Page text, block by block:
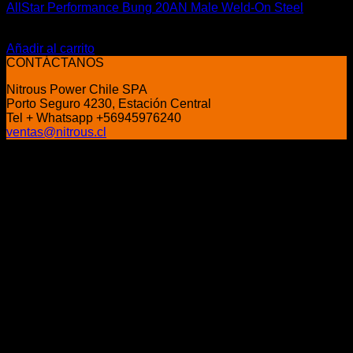
AllStar Performance Bung 20AN Male Weld-On Steel
precio
original
$22.500.
actual
$18.400.
Añadir al carrito
CONTÁCTANOS
Nitrous Power Chile SPA
Porto Seguro 4230, Estación Central
Tel + Whatsapp +56945976240
ventas@nitrous.cl